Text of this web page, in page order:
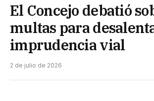
El Concejo debatió
multas para
imprudencia vial
2 de julio de 2026